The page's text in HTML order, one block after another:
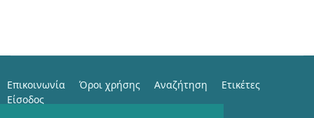
Επικοινωνία Όροι χρήσης Αναζήτηση
Ετικέτες
Είσοδος